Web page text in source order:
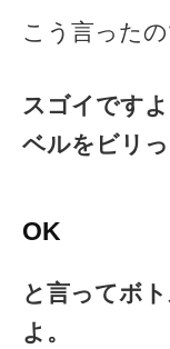
こう言ったの
スゴイです
ベルをビリ
OK
と言ってボ
よ。